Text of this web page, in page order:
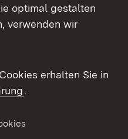
optimal gestalten
verwenden wir
erhalten Sie in
.